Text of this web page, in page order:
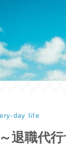
day life
退職代